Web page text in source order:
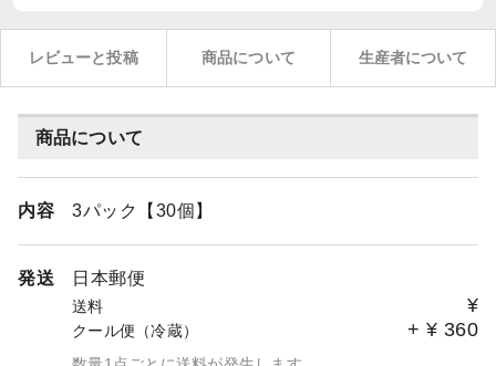
レビューと投稿 商品について 生産者について
商品について
内容 3パック【30個】
発送 日本郵便
送料 ¥
クール便（冷蔵） + ¥ 360